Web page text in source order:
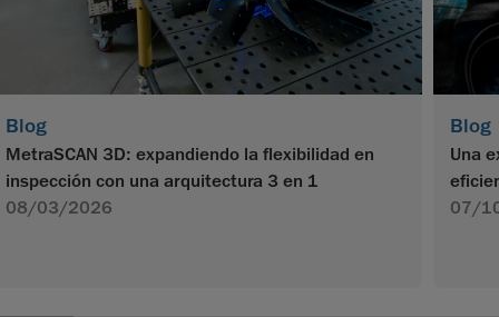
Blog
MetraSCAN 3D: expandiendo la flexibilidad en
inspección con una arquitectura 3 en 1
08/03/2026
Blog
Una
07/